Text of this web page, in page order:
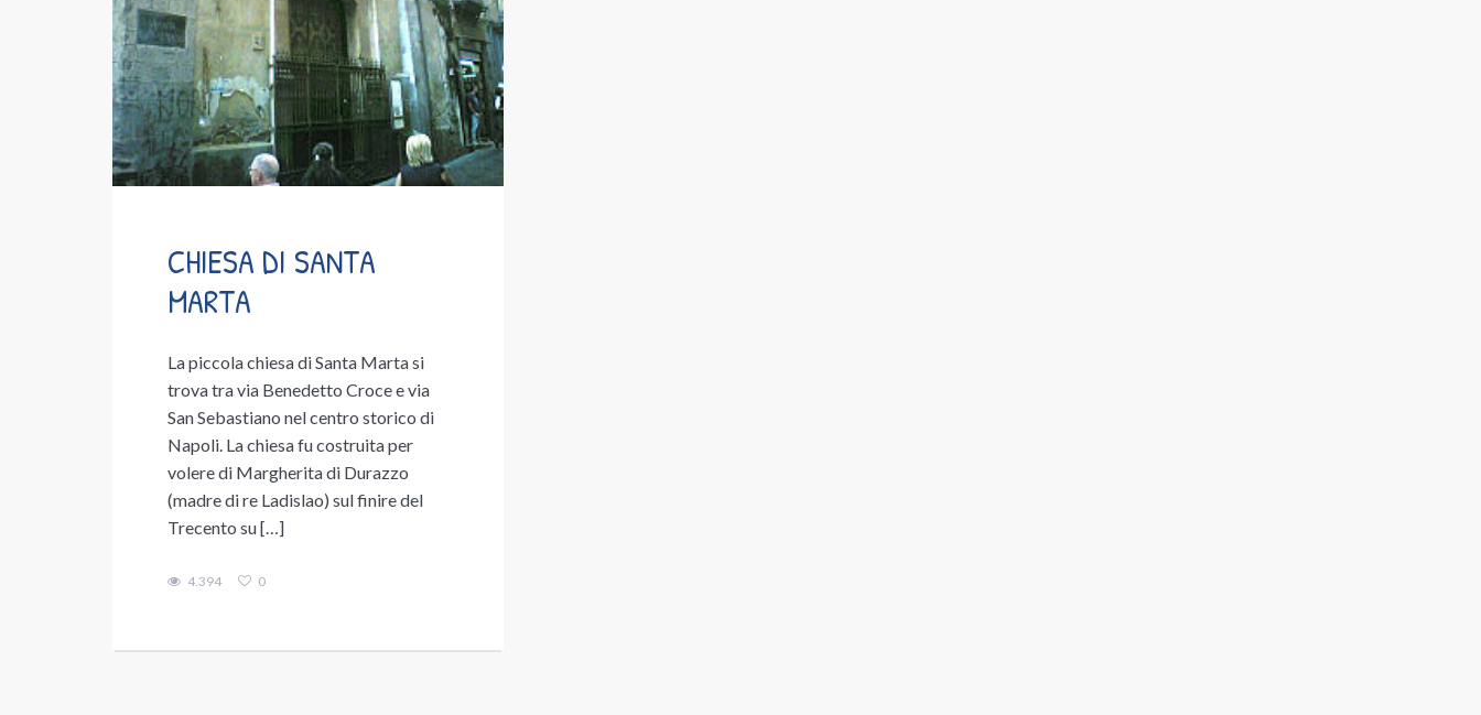
CHIESA DI SANTA
MARTA
La piccola chiesa di Santa Marta si
trova tra via Benedetto Croce e via
San Sebastiano nel centro storico di
Napoli. La chiesa fu costruita per
volere di Margherita di Durazzo
(madre di re Ladislao) sul finire del
Trecento su […]
4.394 0